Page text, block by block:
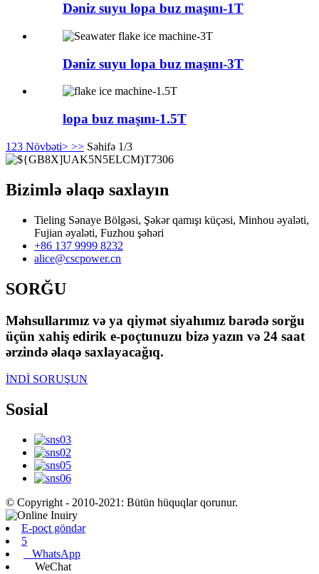
Dəniz suyu lopa buz maşını-1T
Dəniz suyu lopa buz maşını-3T
lopa buz maşını-1.5T
1 23 Növbəti> >> Səhifə 1/3
Bizimlə əlaqə saxlayın
Tieling Sənaye Bölgəsi, Şəkər qamışı küçəsi, Minhou əyaləti,
Fujian əyaləti, Fuzhou şəhəri
+86 137 9999 8232
alice@cscpower.cn
SORĞU
Məhsullarımız və ya qiymət siyahımız barədə sorğu
üçün xahiş edirik e-poçtunuzu bizə yazın və 24 saat
ərzində əlaqə saxlayacağıq.
İNDİ SORUŞUN
Sosial
© Copyright - 2010-2021: Bütün hüquqlar qorunur.
E-poçt göndər
5
WhatsApp
WeChat